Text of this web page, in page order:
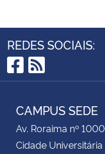
Secretaria de Governo
Gabinete de Segurança
Advocacia-Geral da União
Banco Central do Brasil
REDES SOCIAIS:
Facebook
RSS
CAMPUS SEDE
Av. Roraima nº 1000
Cidade Universitária